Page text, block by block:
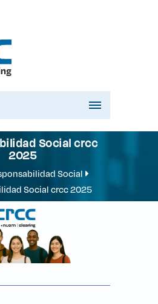
Social crcc
2025
Social
Social crcc 2025